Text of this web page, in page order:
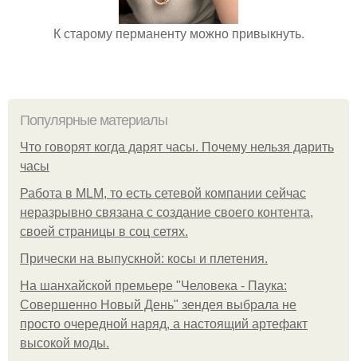
К старому перманенту можно привыкнуть.
Популярные материалы
Что говорят когда дарят часы. Почему нельзя дарить
часы
Работа в MLM, то есть сетевой компании сейчас
неразрывно связана с создание своего контента,
своей страницы в соц сетях.
Прически на выпускной: косы и плетения.
На шанхайской премьере "Человека - Паука:
Совершенно Новый День" зендея выбрала не
просто очередной наряд, а настоящий артефакт
высокой моды.